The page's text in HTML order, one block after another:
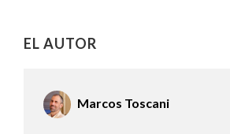
EL AUTOR
Marcos Toscani